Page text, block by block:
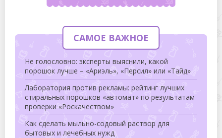
САМОЕ ВАЖНОЕ
Не голословно: эксперты выяснили, какой
порошок лучше – «Ариэль», «Персил» или «Тайд»
Лаборатория против рекламы: рейтинг лучших
стиральных порошков «автомат» по результатам
проверки «Роскачеством»
Как сделать мыльно-содовый раствор для
бытовых и лечебных нужд